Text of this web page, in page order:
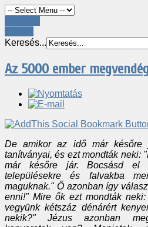
Keresés...
Az 5000 ember
De amikor az idő már későre
tanítványai, és ezt mondták neki:
már későre jár. Bocsásd el
településekre és falvakba
maguknak." Ő azonban így
enni!" Mire ők ezt mondták
vegyünk kétszáz dénárért
nekik?" Jézus azonban